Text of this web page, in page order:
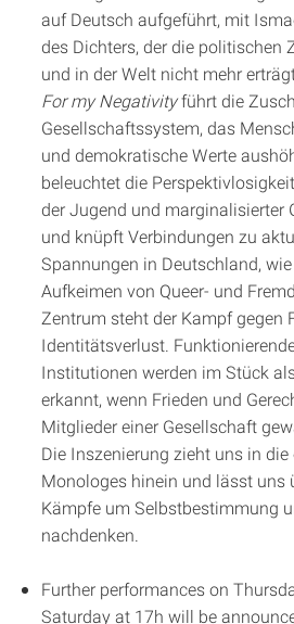
auf Deutsch aufgeführt, mit
des Dichters, der die politischen
und in der Welt nicht mehr
For my Negativityführt die
Gesellschaftssystem, das
und demokratische Werte
beleuchtet die
der Jugend und marginalisierter
und knüpft Verbindungen zu
Spannungen in Deutschland,
Aufkeimen von Queer- und
Zentrum steht der Kampf gegen
Identitätsverlust.
Institutionen werden im Stück
erkannt, wenn Frieden und
Mitglieder einer Gesellschaft
Die Inszenierung zieht uns in
Monologes hinein und lässt uns
Kämpfe um Selbstbestimmung
nachdenken.
Further performances on
Saturday at 17h will be